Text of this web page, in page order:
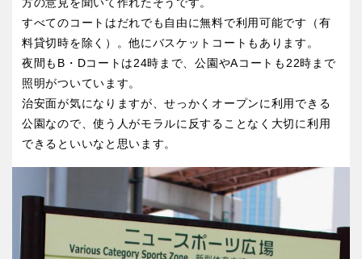
方の意見を聞いて作れたそうです。
すべてのコートはだれでも自由に無料で利用可能です（有
料貸切時を除く）。他にバスケットコートもあります。
夜間もB・Dコートは24時まで、公園やAコートも22時まで
照明がついています。
治安面が気になりますが、せっかくオープンに利用できる
公園なので、使う人がモラルに反することなく大切に利用
できるといいなと思います。